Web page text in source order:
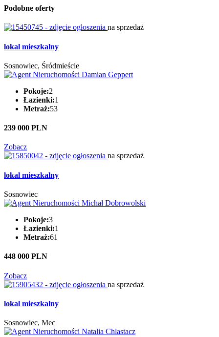
Podobne oferty
na sprzedaż
lokal mieszkalny
Sosnowiec, Śródmieście
Pokoje:2
Łazienki:1
Metraż:53
239 000 PLN
Zobacz
na sprzedaż
lokal mieszkalny
Sosnowiec
Pokoje:3
Łazienki:1
Metraż:61
448 000 PLN
Zobacz
na sprzedaż
lokal mieszkalny
Sosnowiec, Mec